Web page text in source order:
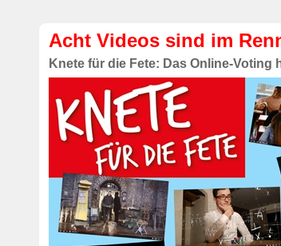
Acht Videos sind im
Knete für die Fete: Das Online-Voting